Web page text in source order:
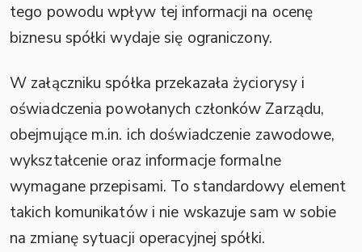
tego powodu wpływ tej informacji na ocenę
biznesu spółki wydaje się ograniczony.
W załączniku spółka przekazała życiorysy i
oświadczenia powołanych członków Zarządu,
obejmujące m.in. ich doświadczenie zawodowe,
wykształcenie oraz informacje formalne
wymagane przepisami. To standardowy element
takich komunikatów i nie wskazuje sam w sobie
na zmianę sytuacji operacyjnej spółki.